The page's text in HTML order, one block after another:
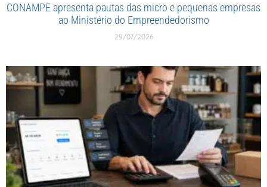
CONAMPE apresenta pautas das micro e pequenas empresas
ao Ministério do Empreendedorismo
29/07/2026